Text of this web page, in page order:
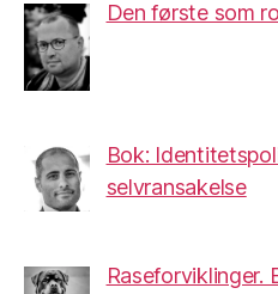
Den første som
Bok:
selvransakelse
Raseforviklinger.